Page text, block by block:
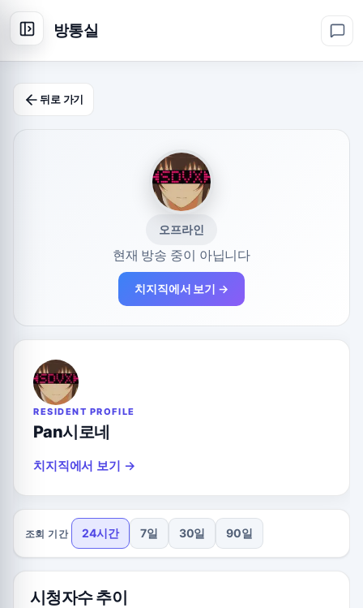
방통실
뒤로 가기
오프라인
현재 방송 중이 아닙니다
치지직에서 보기 →
RESIDENT PROFILE
Pan시로네
치지직에서 보기 →
조회 기간 24시간 7일 30일 90일
시청자수 추이